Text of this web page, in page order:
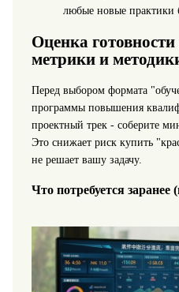
любые новые практики
Оценка
метрики и
Перед выбором формата
программы повышения
проектный трек - соберите
Это снижает риск купить
не решает вашу задачу.
Что потребуется